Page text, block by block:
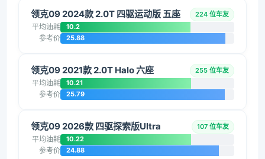
领克09 2024款 2.0T 四驱运动版 五座 224 位车友
平均油耗 10.2
参考价 25.88
领克09 2021款 2.0T Halo 六座 255 位车友
平均油耗 10.21
参考价 25.79
领克09 2026款 四驱探索版Ultra 107 位车友
平均油耗 10.22
参考价 24.88